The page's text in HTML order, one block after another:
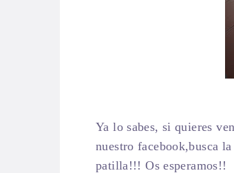
Ya lo sabes, si quieres
nuestro facebook,busca
patilla!!! Os esperamos!!